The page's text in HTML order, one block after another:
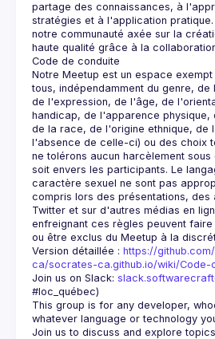
partage des connaissances, à
stratégies et à l'application
notre communauté axée sur la
Notre Meetup est un espace
tous, indépendamment du genre,
de l'expression, de l'âge, de
handicap, de l'apparence physique,
de la race, de l'origine ethnique, de
l'absence de celle-ci) ou des choix
ne tolérons aucun harcèlement
soit envers les participants. Le
caractère sexuel ne sont pas
compris lors des présentations,
Twitter et sur d'autres médias en
enfreignant ces règles peuvent
Version détaillée : https://
ca/socrates-ca.github.io/wiki/Code-
Join us on Slack:
#loc_québec)
This group is for any developer,
Join us to discuss and explore